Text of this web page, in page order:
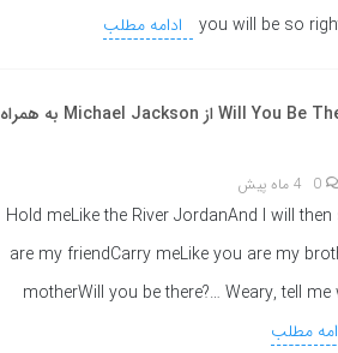
you will be so
ادامه مطلب
آهنگ انگلیسی Will You Be There از Michael Jackson به همراه
0 4 ماه پیش
… Hold meLike the River JordanAnd I will
are my friendCarry meLike you are my
motherWill you be there?… Weary, tell
مطلب